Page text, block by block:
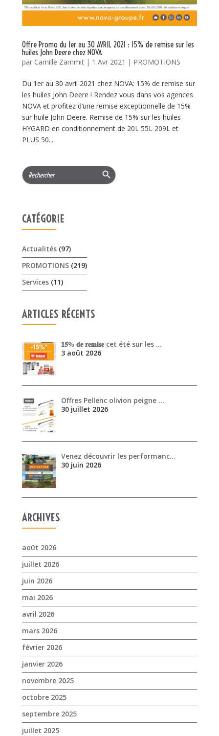
Offre Promo du 1er au 30 AVRIL 2021 : 15% de remise sur les
huiles John Deere chez NOVA
par Camille Zammit| 1 Avr 2021 | PROMOTIONS
Du 1er au 30 avril 2021 chez NOVA: 15% de remise sur
les huiles John Deere ! Rendez vous dans vos agences
NOVA et profitez d’une remise exceptionnelle de 15%
sur huile John Deere. Remise de 15% sur les huiles
HYGARD en conditionnement de 20L 55L 209L et
PLUS 50...
Search
for:
Search Button
CATÉGORIE
Actualités(97)
PROMOTIONS(219)
Services(11)
ARTICLES RÉCENTS
𝟏𝟓% 𝐝𝐞 𝐫𝐞𝐦𝐢𝐬𝐞 cet été sur les …
3 août 2026
Offres Pellenc olivion peigne …
30 juillet 2026
Venez découvrir les performanc…
30 juin 2026
ARCHIVES
août 2026
juillet 2026
juin 2026
mai 2026
avril 2026
mars 2026
février 2026
janvier 2026
novembre 2025
octobre 2025
septembre 2025
juillet 2025